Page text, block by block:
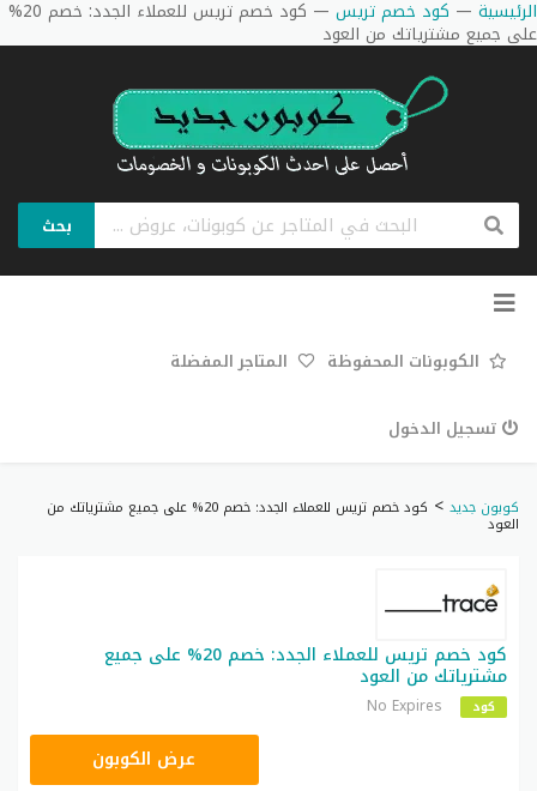
الرئيسية — كود خصم تريس — كود خصم تريس للعملاء الجدد: خصم 20%
على جميع مشترياتك من العود
بحث
تخطي
الكوبونات المحفوظة المتاجر المفضلة
تسجيل الدخول
كوبون جديد > كود خصم تريس للعملاء الجدد: خصم 20% على جميع مشترياتك من
العود
كود خصم تريس للعملاء الجدد: خصم 20% على جميع
مشترياتك من العود
كود No Expires
عرض الكوبون